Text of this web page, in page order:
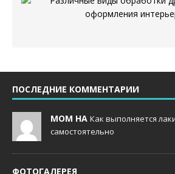
ПОСЛЕДНИЕ КОММЕНТАРИИ
MOM НА Как выполняется
самостоятельно
ФОТОГАЛЕРЕЯ